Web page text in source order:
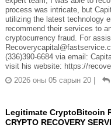
process was intricate, but
utilizing the latest technology
recommend their services to
cryptocurrency fraud. For
(336)390-6684 via email:
visit his website: https://
2026 оны 05 сарын 20 |
Legitimate CryptoBitcoin
CRYPTO RECOVERY